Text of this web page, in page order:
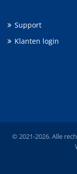
Support
Klanten login
© 2021-2026. Alle